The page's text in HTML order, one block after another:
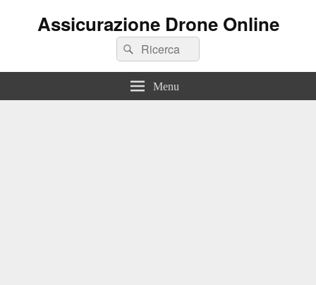
Assicurazione Drone Online
Search
for:
Search
Menu